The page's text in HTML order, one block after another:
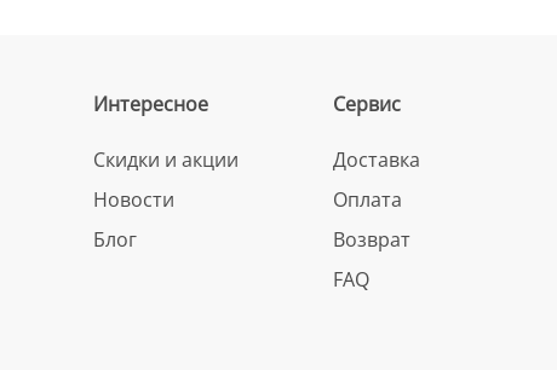
Интересное
Скидки и акции
Новости
Блог
Сервис
Доставка
Оплата
Возврат
FAQ